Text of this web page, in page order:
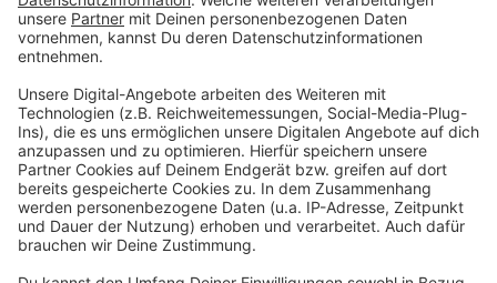
"Directors-Cut" - die Original-Telefonate in längerer
Version. Elvis wird sich mit Kollegen und ehemaligen
"Opfern" über die Telefonate aus den letzten zwei
Jahrzehnten unterhalten. Wir erfahren auch, wie es ihm
dabei ergangen ist und wobei er selbst mal ins
Schleudern gekommen ist. Viel Spaß beim Zuhören und
bitte nicht erschrecken, wenn dabei das Telefon
klingelt. Es muss ja nicht unbedingt Elvis Eifel dran
sein.
Anzeige